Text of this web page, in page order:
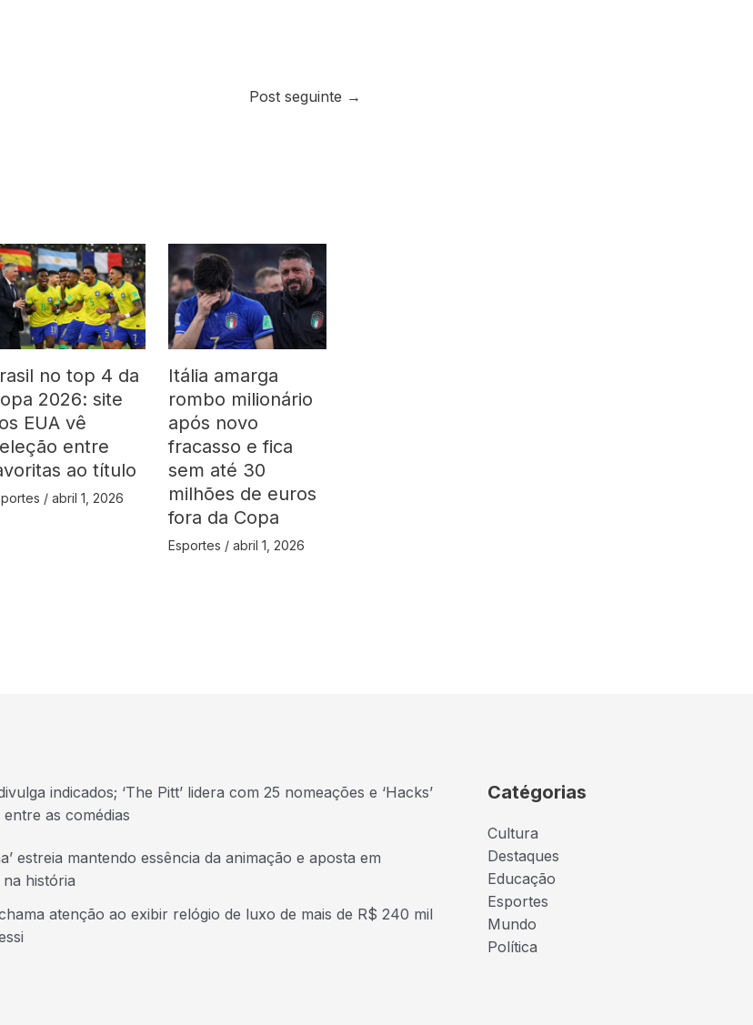
Post seguinte →
no top 4 da
2026: site
EUA vê
entre
ao título
/abril 1, 2026
Itália amarga
rombo milionário
após novo
fracasso e fica
sem até 30
milhões de euros
fora da Copa
Esportes /abril 1, 2026
indicados; ‘The Pitt’ lidera com 25 nomeações e ‘Hacks’
as comédias
estreia mantendo essência da animação e aposta em
história
atenção ao exibir relógio de luxo de mais de R$ 240 mil
Catégorias
Cultura
Destaques
Educação
Esportes
Mundo
Política